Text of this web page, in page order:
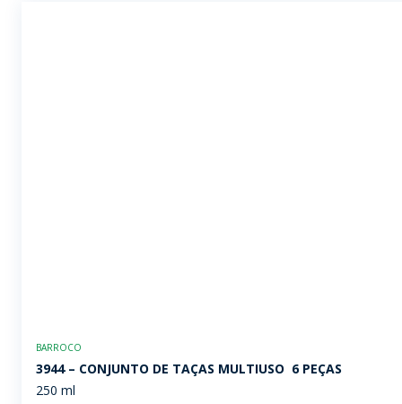
BARROCO
3944 – CONJUNTO DE TAÇAS MULTIUSO  6 PEÇAS
250 ml